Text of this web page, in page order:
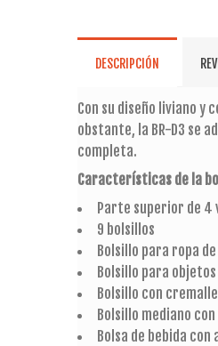
DESCRIPCIÓN
Con su diseño liviano y
obstante, la BR-D3 se
completa.
Características de la
Parte superior de 4
9 bolsillos
Bolsillo para ropa
Bolsillo para
Bolsillo con
Bolsillo mediano
Bolsa de bebida